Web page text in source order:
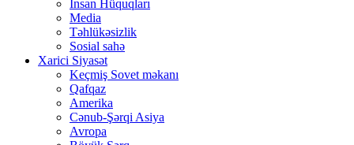
İnsan Hüquqları
Media
Təhlükəsizlik
Sosial sahə
Xarici Siyasət
Keçmiş Sovet məkanı
Qafqaz
Amerika
Cənub-Şərqi Asiya
Avropa